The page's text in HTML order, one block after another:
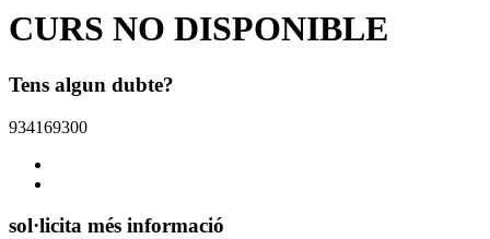
CURS NO DISPONIBLE
Tens algun dubte?
934169300
sol·licita més informació